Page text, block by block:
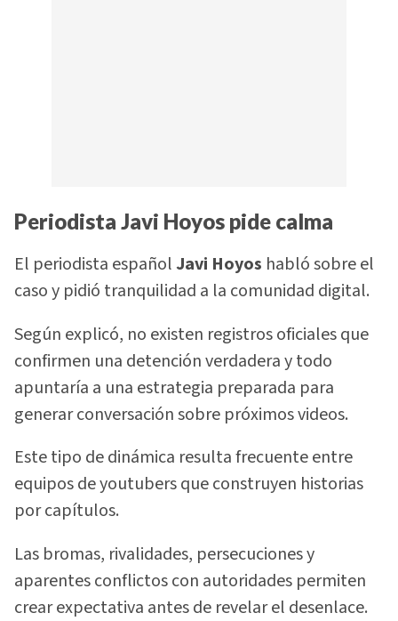
Periodista Javi Hoyos pide calma
El periodista españolJavi Hoyos habló sobre el
caso y pidió tranquilidad a la comunidad digital.
Según explicó, no existen registros oficiales que
confirmen una detención verdadera y todo
apuntaría a una estrategia preparada para
generar conversación sobre próximos videos.
Este tipo de dinámica resulta frecuente entre
equipos de youtubers que construyen historias
por capítulos.
Las bromas, rivalidades, persecuciones y
aparentes conflictos con autoridades permiten
crear expectativa antes de revelar el desenlace.